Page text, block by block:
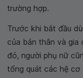
trường hợp.
Trước khi bắt đầu
của bản thân và gia
đó, người phụ nữ
tổng quát các hệ cơ